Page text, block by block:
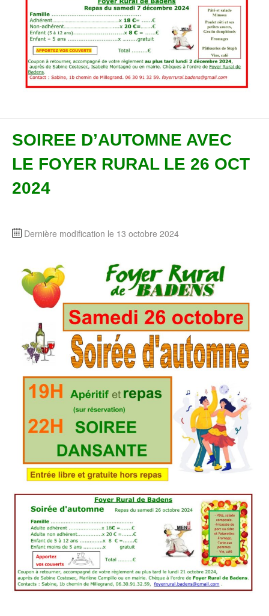
SOIREE D’AUTOMNE AVEC
LE FOYER RURAL LE 26 OCT
2024
Dernière modification le 13 octobre 2024